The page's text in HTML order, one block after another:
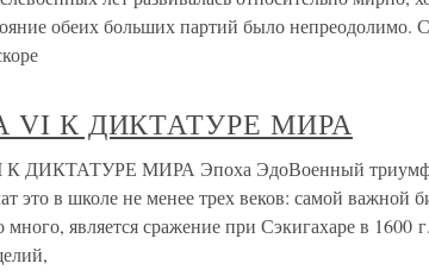
обеих больших партий было непреодолимо.
VI К ДИКТАТУРЕ МИРА
ДИКТАТУРЕ МИРА Эпоха ЭдоВоенный триумф
это в школе не менее трех веков: самой важной
много, является сражение при Сэкигахаре в